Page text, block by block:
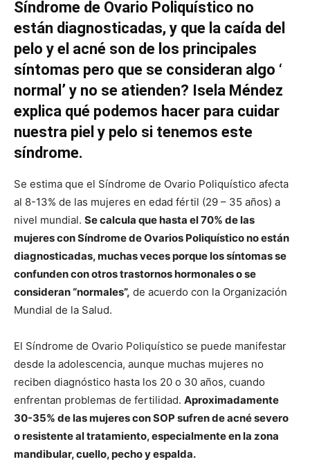
Síndrome de Ovario Poliquístico no
están diagnosticadas, y que la caída del
pelo y el acné son de los principales
síntomas pero que se consideran algo ‘
normal’ y no se atienden? Isela Méndez
explica qué podemos hacer para cuidar
nuestra piel y pelo si tenemos este
síndrome.
Se estima que el Síndrome de Ovario Poliquístico afecta
al 8-13% de las mujeres en edad fértil (29 – 35 años) a
nivel mundial. Se calcula que hasta el 70% de las
mujeres con Síndrome de Ovarios Poliquístico no están
diagnosticadas, muchas veces porque los síntomas se
confunden con otros trastornos hormonales o se
consideran “normales”, de acuerdo con la Organización
Mundial de la Salud.
El Síndrome de Ovario Poliquístico se puede manifestar
desde la adolescencia, aunque muchas mujeres no
reciben diagnóstico hasta los 20 o 30 años, cuando
enfrentan problemas de fertilidad. Aproximadamente
30-35% de las mujeres con SOP sufren de acné severo
o resistente al tratamiento, especialmente en la zona
mandibular, cuello, pecho y espalda.